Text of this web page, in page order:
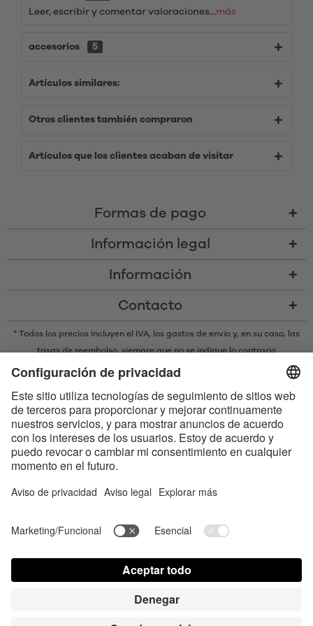
Leer, escribir y comentar valoraciones...más
accesorios 5
Artículos similares:
Otros clientes también compraron
Artículos que los clientes acaban de visitar
Formas de pago
Información legal
Información
Contacto
* Todos los precios incluyen el IVA, los gastos de envío y, en su caso, las
tasas de reembolso, siempre que no se indique lo contrario
* La marca denominativa y los logotipos Bluetooth® son marcas
marcas por parte de Satisfyer GmbH se realiza bajo licencia.
Apple, el logotipo de Apple y Apple Watch son marcas registradas
propiedad de Apple Inc. Google Play y el logotipo de Google Play son
marcas comerciales de Google LLC.
Contact us today Configuración de cookies